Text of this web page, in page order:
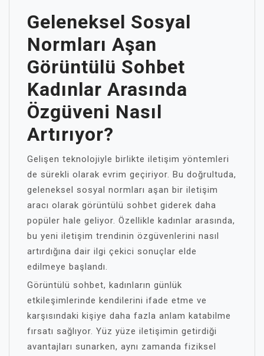
Geleneksel Sosyal
Normları Aşan
Görüntülü Sohbet
Kadınlar Arasında
Özgüveni Nasıl
Artırıyor?
Gelişen teknolojiyle birlikte iletişim yöntemleri
de sürekli olarak evrim geçiriyor. Bu doğrultuda,
geleneksel sosyal normları aşan bir iletişim
aracı olarak görüntülü sohbet giderek daha
popüler hale geliyor. Özellikle kadınlar arasında,
bu yeni iletişim trendinin özgüvenlerini nasıl
artırdığına dair ilgi çekici sonuçlar elde
edilmeye başlandı.
Görüntülü sohbet, kadınların günlük
etkileşimlerinde kendilerini ifade etme ve
karşısındaki kişiye daha fazla anlam katabilme
fırsatı sağlıyor. Yüz yüze iletişimin getirdiği
avantajları sunarken, aynı zamanda fiziksel